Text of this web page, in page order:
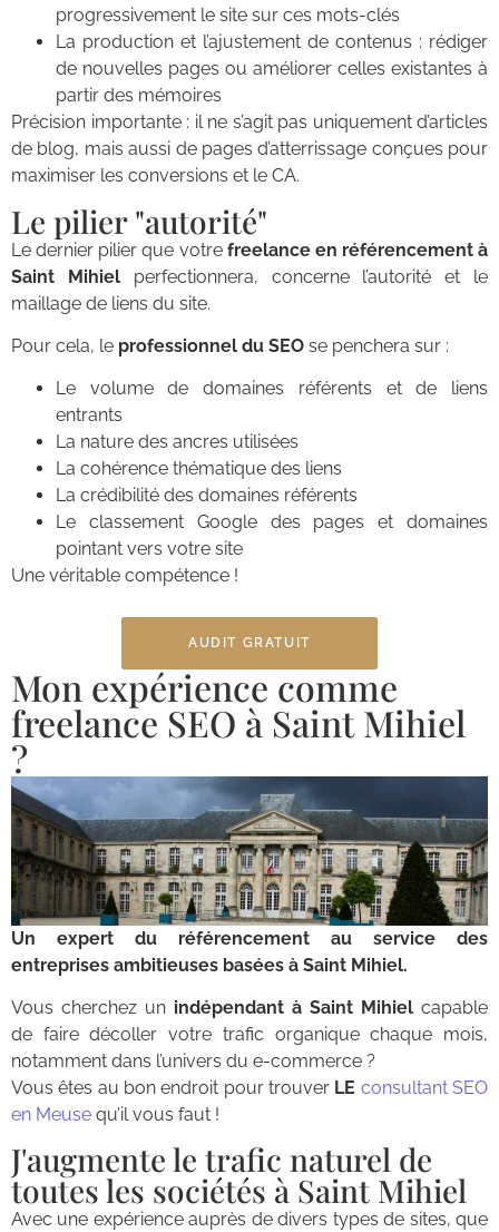
progressivement le site sur ces mots-clés
La production et l’ajustement de contenus : rédiger
de nouvelles pages ou améliorer celles existantes à
partir des mémoires
Précision importante : il ne s’agit pas uniquement d’articles
de blog, mais aussi de pages d’atterrissage conçues pour
maximiser les conversions et le CA.
Le pilier "autorité"
Le dernier pilier que votre freelance en référencement à
Saint Mihielperfectionnera, concerne l’autorité et le
maillage de liens du site.
Pour cela, le professionnel du SEO se penchera sur :
Le volume de domaines référents et de liens
entrants
La nature des ancres utilisées
La cohérence thématique des liens
La crédibilité des domaines référents
Le classement Google des pages et domaines
pointant vers votre site
Une véritable compétence !
AUDIT GRATUIT
Mon expérience comme
freelance SEO à Saint Mihiel
?
Un expert du référencement au service des
entreprises ambitieuses basées à Saint Mihiel.
Vous cherchez un indépendant à Saint Mihiel capable
de faire décoller votre trafic organique chaque mois,
notamment dans l’univers du e-commerce ?
Vous êtes au bon endroit pour trouver LE consultant SEO
en Meuse qu’il vous faut !
J'augmente le trafic naturel de
toutes les sociétés à Saint Mihiel
Avec une expérience auprès de divers types de sites, que